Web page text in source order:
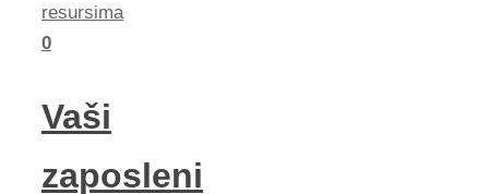
resursima
0
Vaši
zaposleni